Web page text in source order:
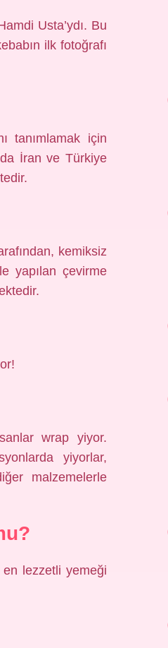
Usta’ydı. Bu
ilk fotoğrafı
tanımlamak için
İran ve Türkiye
kemiksiz
yapılan çevirme
wrap yiyor.
yiyorlar,
malzemelerle
en lezzetli yemeği